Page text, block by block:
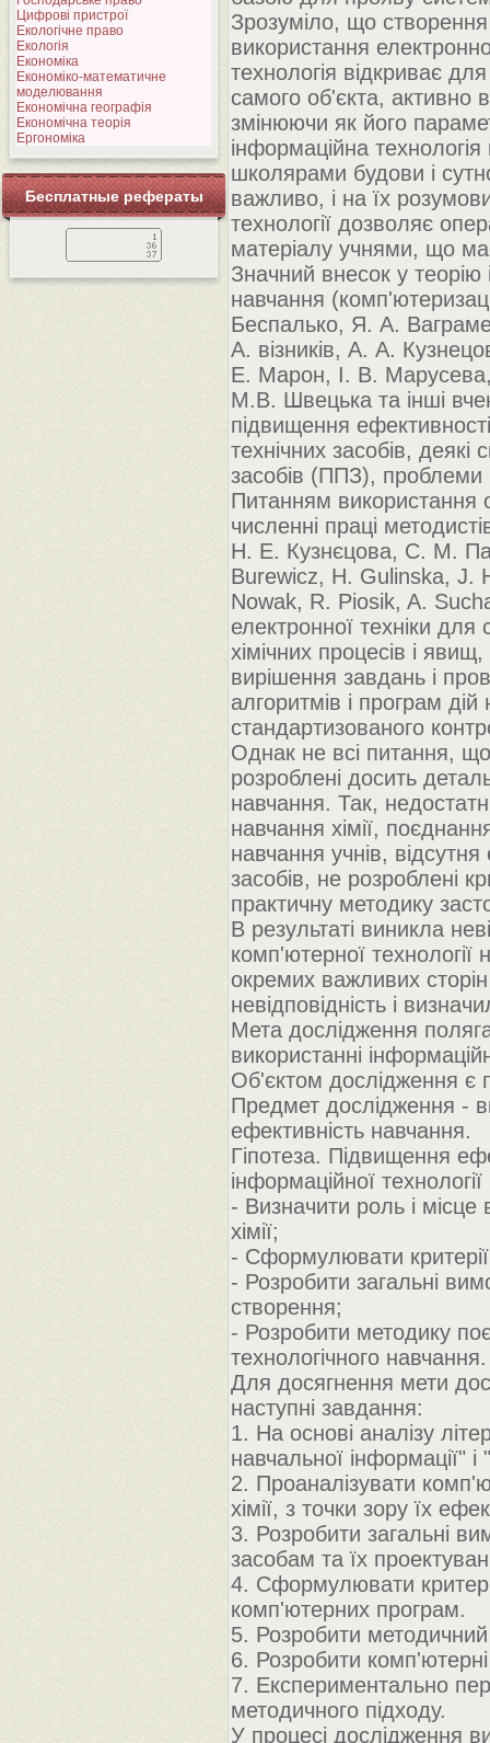
Цифрові пристрої
Екологічне право
Екологія
Економіка
Економіко-математичне
моделювання
Економічна географія
Економічна теорія
Ергономіка
Бесплатные рефераты
Зрозуміло, що
використання
технологія відкриває
самого об'єкта, активно
змінюючи як його
інформаційна
школярами будови і
важливо, і на їх
технології дозволяє
матеріалу учнями, що
Значний внесок у теорію
навчання
Беспалько, Я. А.
А. візників, А. А.
Е. Марон, І. В.
М.В. Швецька та інші
підвищення
технічних засобів, деякі
засобів (ППЗ), проблеми
Питанням використання
численні праці
Н. Е. Кузнєцова, С. М.
Burewicz, H. Gulinska, J.
Nowak, R. Piosik, A.
електронної техніки
хімічних процесів і
вирішення завдань і
алгоритмів і програм
стандартизованого
Однак не всі питання,
розроблені досить
навчання. Так,
навчання хімії,
навчання учнів,
засобів, не розроблені
практичну методику
В результаті виникла
комп'ютерної
окремих важливих
невідповідність і
Мета дослідження
використанні
Об'єктом дослідження є
Предмет дослідження -
ефективність навчання.
Гіпотеза. Підвищення
інформаційної
- Визначити роль і місце
хімії;
- Сформулювати
- Розробити загальні
створення;
- Розробити методику
технологічного навчання.
Для досягнення мети
наступні завдання:
1. На основі аналізу
навчальної інформації"
2. Проаналізувати
хімії, з точки зору їх
3. Розробити загальні
засобам та їх
4. Сформулювати
комп'ютерних програм.
5. Розробити
6. Розробити
7. Експериментально
методичного підходу.
У процесі дослідження